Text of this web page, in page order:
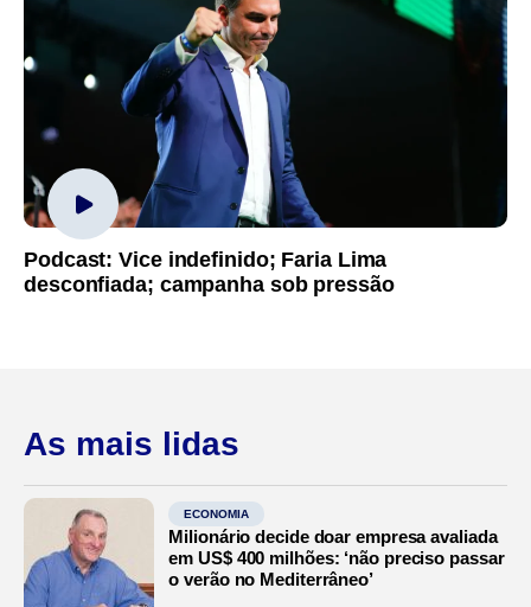
Podcast: Vice indefinido; Faria Lima
desconfiada; campanha sob pressão
As mais lidas
ECONOMIA
Milionário decide doar empresa avaliada
em US$ 400 milhões: ‘não preciso passar
o verão no Mediterrâneo’